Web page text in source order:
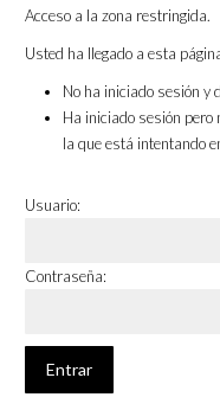
Acceso a la zona restringida.
Usted ha llegado a esta
No ha iniciado sesión y
Ha iniciado sesión pero
la que está intentando
Usuario:
Contraseña: